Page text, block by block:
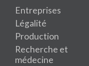
Entreprises
Légalité
Production
Recherche et
médecine